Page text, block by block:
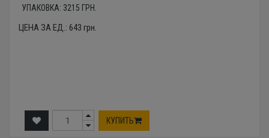
УПАКОВКА: 3215 ГРН.
ЦЕНА ЗА ЕД.: 643 грн.
КУПИТЬ